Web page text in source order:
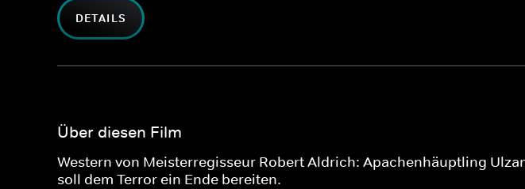
DETAILS
Über diesen Film
Western von Meisterregisseur Robert Aldrich: Apachenhäuptling
soll dem Terror ein Ende bereiten.